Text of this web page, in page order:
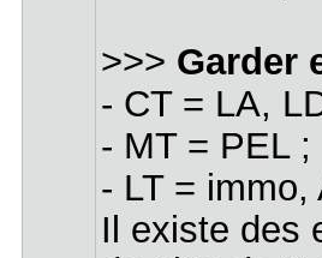
>>> Garder
- CT = LA,
- MT = PEL ;
- LT =
Il existe des